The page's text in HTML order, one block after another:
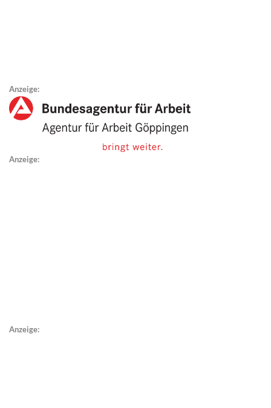
Anzeige:
Anzeige:
Anzeige: